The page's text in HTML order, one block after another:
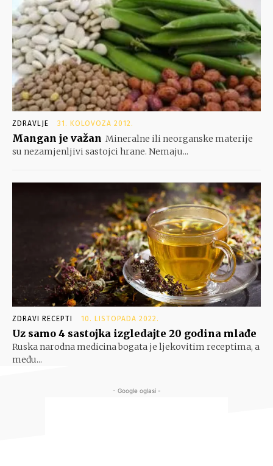
ZDRAVLJE 31. KOLOVOZA 2012.
Mangan je važan Mineralne ili neorganske materije
su nezamjenljivi sastojci hrane. Nemaju...
ZDRAVI RECEPTI 10. LISTOPADA 2022.
Uz samo 4 sastojka izgledajte 20 godina mlađe
Ruska narodna medicina bogata je ljekovitim receptima, a
među...
- Google oglasi -